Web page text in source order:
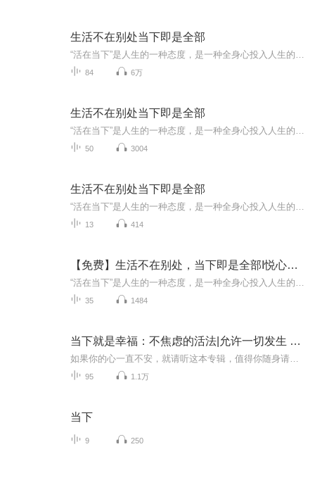
生活不在别处当下即是全部
84 6万
生活不在别处当下即是全部
50 3004
生活不在别处当下即是全部
13 414
【免费】生活不在别处，当下即是全部I悦心大MI活在当下
35 1484
当下就是幸福：不焦虑的活法|允许一切发生 活在当下
95 1.1万
当下
9 250